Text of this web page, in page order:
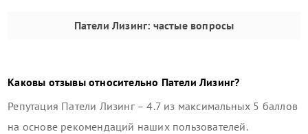
Патели Лизинг: частые вопросы
Каковы отзывы относительно Патели Лизинг?
Репутация Патели Лизинг–4.7 из максимальных 5 баллов
на основе рекомендаций наших пользователей.